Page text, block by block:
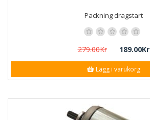
Packning dragstart
279.00Kr 189.00Kr
Lägg i varukorg